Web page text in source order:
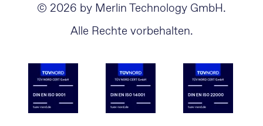
© 2026 by Merlin Technology GmbH.
Alle Rechte vorbehalten.